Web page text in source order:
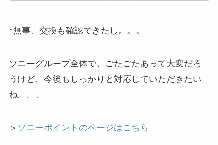
↑無事、交換も確認できたし。。。
ソニーグループ全体で、ごたごたあって大変だろ
うけど、今後もしっかりと対応していただきたい
ね。。。
＞ ソニーポイントのページはこちら